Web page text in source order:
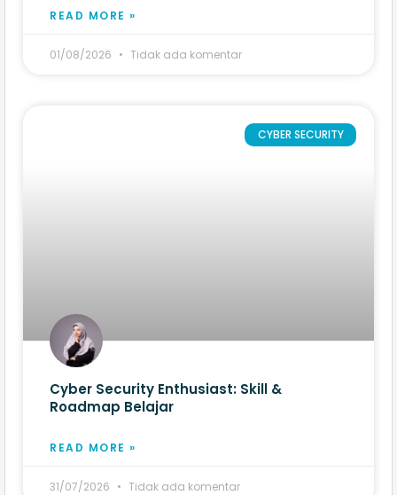
READ MORE »
01/08/2026 Tidak ada komentar
CYBER SECURITY
Cyber Security Enthusiast: Skill &
Roadmap Belajar
READ MORE »
31/07/2026 Tidak ada komentar